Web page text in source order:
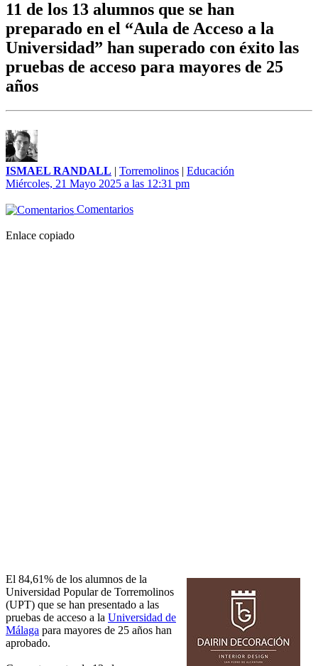
11 de los 13 alumnos que se han
preparado en el “Aula de Acceso a la
Universidad” han superado con éxito las
pruebas de acceso para mayores de 25
años
ISMAEL RANDALL | Torremolinos | Educación
Miércoles, 21 Mayo 2025 a las 12:31 pm
Comentarios
Enlace copiado
El 84,61% de los alumnos de la
Universidad Popular de Torremolinos
(UPT) que se han presentado a las
pruebas de acceso a la Universidad de
Málaga para mayores de 25 años han
aprobado.